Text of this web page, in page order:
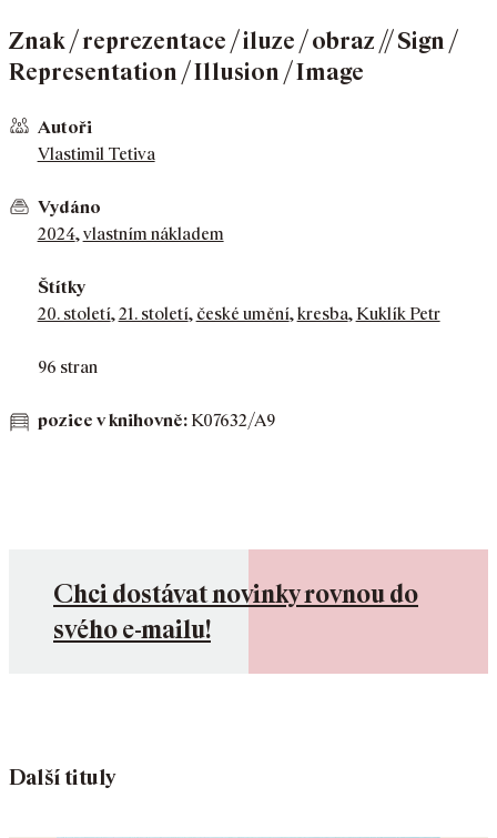
Znak / reprezentace / iluze / obraz // Sign /
Representation / Illusion / Image
Autoři
Vlastimil Tetiva
Vydáno
2024,vlastním nákladem
Štítky
20. století,21. století, české umění,kresba, Kuklík Petr
96 stran
pozice v knihovně:K07632/A9
Chci dostávat novinky rovnou do
svého e-mailu!
Další tituly